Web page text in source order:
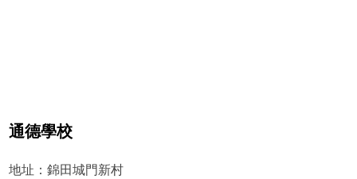
通德學校
地址：錦田城門新村